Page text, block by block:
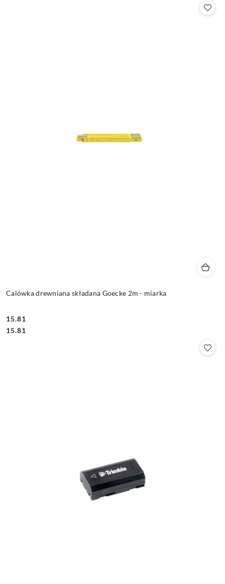
Calówka drewniana składana Goecke 2m - miarka
Cena:
15.81
Cena:
15.81